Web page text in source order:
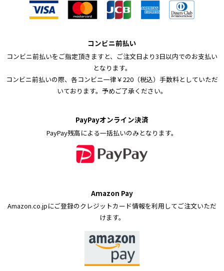
コンビニ前払い
コンビニ前払いをご指定頂きますと、ご注文日より3日以内でのお支払い
となります。
コンビニ前払いの際、各コンビニ一律￥220（税込）手数料としていただ
いております。予めご了承ください。
PayPayオンライン決済
PayPay残高による一括払いのみとなります。
Amazon Pay
Amazon.co.jpにご登録のクレジットカード情報を利用してご注文いただ
けます。